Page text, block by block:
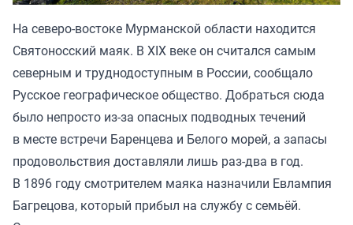
На северо-востоке Мурманской области находится
Святоносский маяк. В XIX веке он считался самым
северным и труднодоступным в России,сообщало
Русское географическое общество. Добраться сюда
было непросто из-за опасных подводных течений
в месте встречи Баренцева и Белого морей, а запасы
продовольствия доставляли лишь раз-два в год.
В 1896 году смотрителем маяка назначили Евлампия
Багрецова, который прибыл на службу с семьёй.